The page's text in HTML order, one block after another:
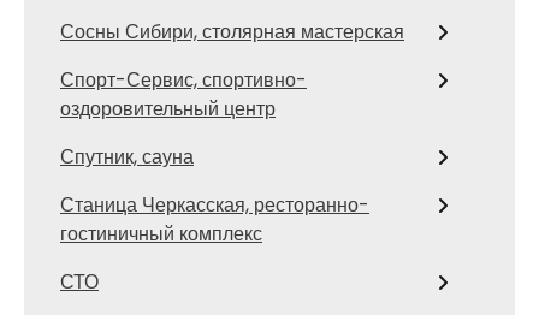
Сосны Сибири, столярная мастерская
Спорт-Сервис, спортивно-
оздоровительный центр
Спутник, сауна
Станица Черкасская, ресторанно-
гостиничный комплекс
СТО